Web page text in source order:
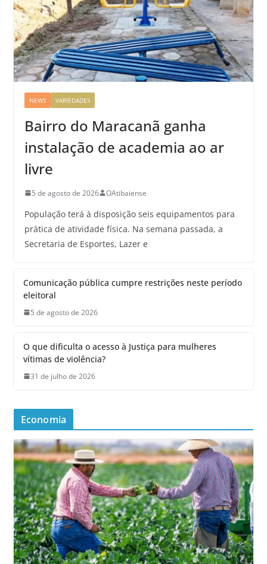
NEWS VARIEDADES
Bairro do Maracanã ganha
instalação de academia ao ar
livre
5 de agosto de 2026 OAtibaiense
População terá à disposição seis equipamentos para
prática de atividade física. Na semana passada, a
Secretaria de Esportes, Lazer e
Comunicação pública cumpre restrições neste período
eleitoral
5 de agosto de 2026
O que dificulta o acesso à Justiça para mulheres
vítimas de violência?
31 de julho de 2026
Economia